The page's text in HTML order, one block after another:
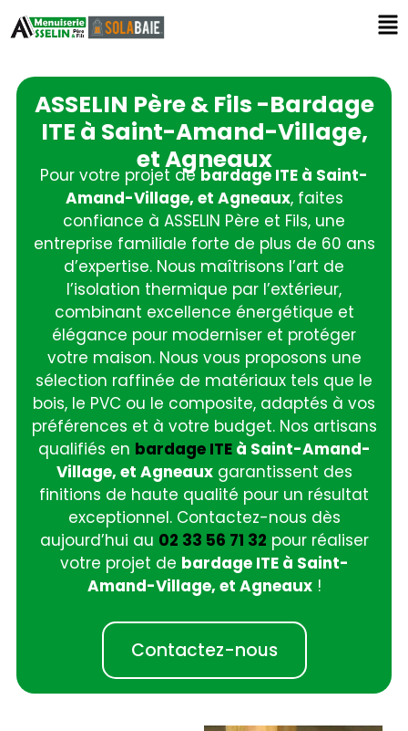
ASSELIN Père & Fils -Bardage
ITE à Saint-Amand-Village,
et Agneaux
Pour votre projet de bardage ITE à Saint-
Amand-Village, et Agneaux, faites
confiance à ASSELIN Père et Fils, une
entreprise familiale forte de plus de 60 ans
d’expertise. Nous maîtrisons l’art de
l’isolation thermique par l’extérieur,
combinant excellence énergétique et
élégance pour moderniser et protéger
votre maison. Nous vous proposons une
sélection raffinée de matériaux tels que le
bois, le PVC ou le composite, adaptés à vos
préférences et à votre budget. Nos artisans
qualifiés en bardage ITEà Saint-Amand-
Village, et Agneauxgarantissent des
finitions de haute qualité pour un résultat
exceptionnel. Contactez-nous dès
aujourd’hui au 02 33 56 71 32 pour réaliser
votre projet de bardage ITE à Saint-
Amand-Village, et Agneaux!
Contactez-nous